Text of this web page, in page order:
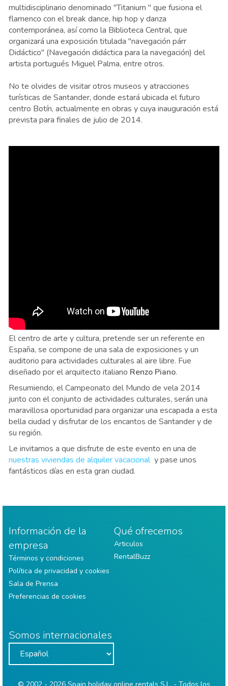
multidisciplinario denominado "Titanium " que fusiona el
flamenco con el break dance, hip hop y danza
contemporánea, así como la Biblioteca Central, que
organizará una exposición titulada "navegación párr
Didáctico" (Navegación didáctica para la navegación) del
artista portugués Miguel Palma, entre otros.
No te olvides de visitar otros museos y atracciones
turísticas de Santander, donde estará ubicada el futuro
centro Botín, actualmente en obras y cuya inauguración está
prevista para finales de julio de 2014.
El centro de arte y cultura, pretende ser un referente en
España, se compone de una sala de exposiciones y un
auditorio para actividades culturales al aire libre. Fue
diseñado por el arquitecto italiano Renzo Piano.
Resumiendo, el Campeonato del Mundo de vela 2014
junto con el conjunto de actividades culturales, serán una
maravillosa oportunidad para organizar una escapada a esta
bella ciudad y disfrutar de los encantos de Santander y de
su región.
Le invitamos a que disfrute de este evento en una de
nuestras viviendas de alquiler vacacional y pase unos
fantásticos días en esta gran ciudad.
Información de la
empresa
Términos y condiciones
Política de privacidad y cookies
Sala de Prensa
Preferencias de cookies
Qué ofrecemos
Articulos
RentalBuzz
Somos internacionales